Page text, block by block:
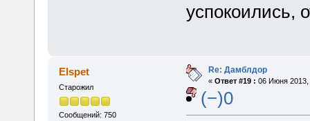
успокоились,
Elspet
Старожил
Сообщений: 750
Re: Дамблдор
« Ответ #19 : 06 Июня 2013,
(−)0